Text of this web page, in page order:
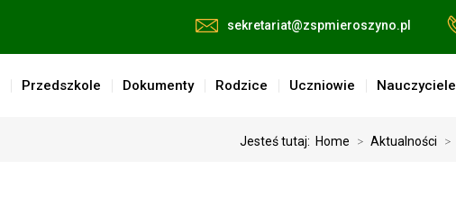
sekretariat@zspmieroszyno.pl
Przedszkole Dokumenty Rodzice Uczniowie Nauczyciele
Jesteś tutaj: Home > Aktualności >